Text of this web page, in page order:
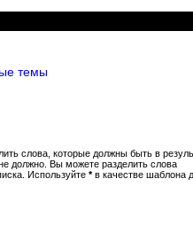
темы
слова, которые должны быть в
должно. Вы можете разделить слова
Используйте *в качестве шаблона